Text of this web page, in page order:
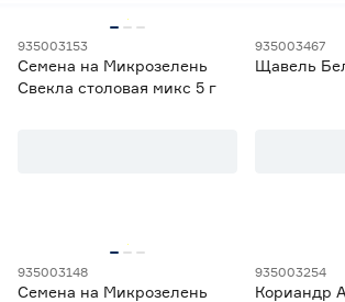
Семена пряных трав
Травы для животных
Цена
Амарант
Анис
Ещё 40
935003153
Семена на Микрозелень
Свекла столовая микс 5 г
935003467
Щавель
935003148
Семена на Микрозелень
935003254
Кориандр